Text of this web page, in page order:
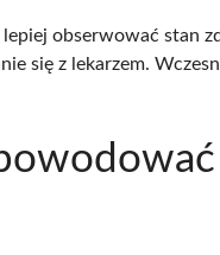
obserwować stan
się z lekarzem.